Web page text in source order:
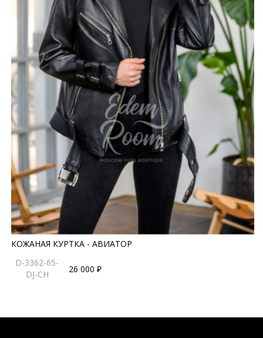
КОЖАНАЯ КУРТКА - АВИАТОР
D-3362-65-
DJ-CH
26 000 ₽